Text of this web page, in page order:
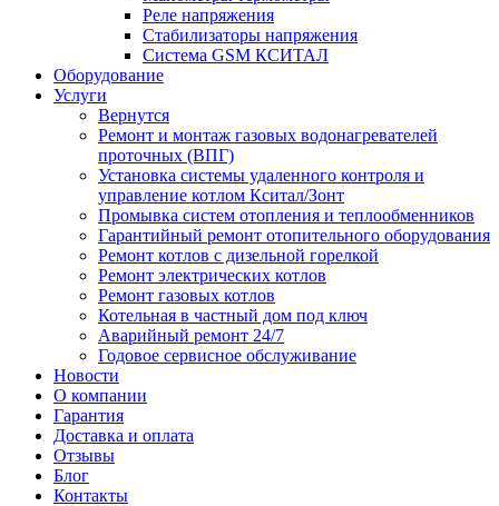
Реле напряжения
Стабилизаторы напряжения
Система GSM КСИТАЛ
Оборудование
Услуги
Вернутся
Ремонт и монтаж газовых водонагревателей
проточных (ВПГ)
Установка системы удаленного контроля и
управление котлом Кситал/Зонт
Промывка систем отопления и теплообменников
Гарантийный ремонт отопительного оборудования
Ремонт котлов с дизельной горелкой
Ремонт электрических котлов
Ремонт газовых котлов
Котельная в частный дом под ключ
Аварийный ремонт 24/7
Годовое сервисное обслуживание
Новости
О компании
Гарантия
Доставка и оплата
Отзывы
Блог
Контакты